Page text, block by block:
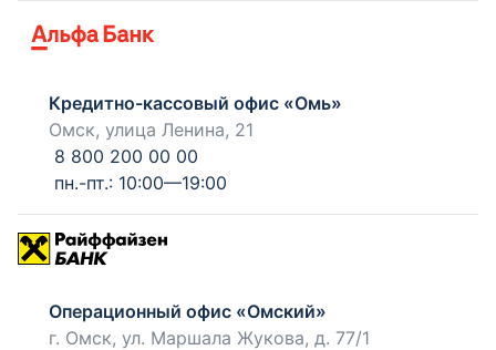
Кредитно-кассовый офис «Омь»
Омск, улица Ленина, 21
8 800 200 00 00
пн.-пт.: 10:00—19:00
Операционный офис «Омский»
г. Омск, ул. Маршала Жукова, д. 77/1